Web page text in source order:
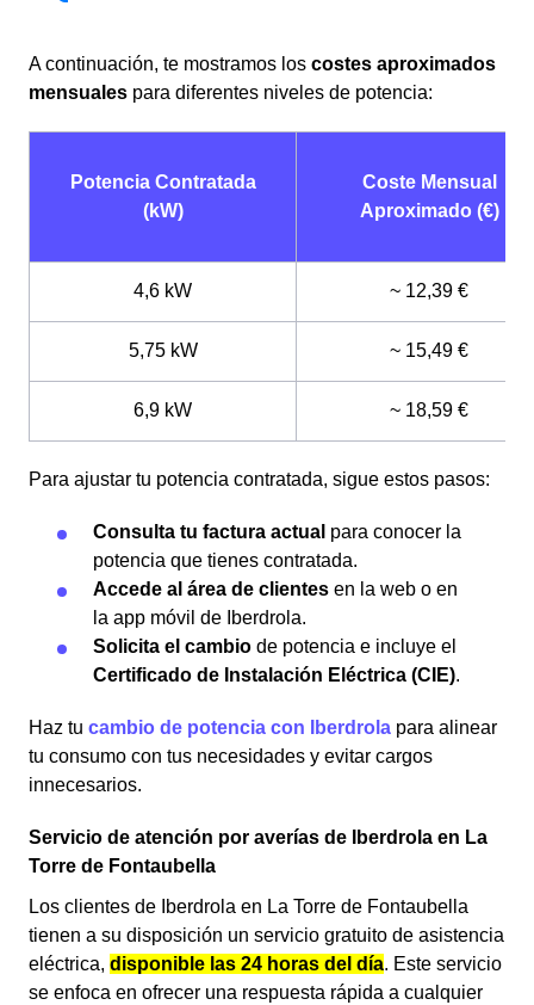
A continuación, te mostramos los costes aproximados
mensuales para diferentes niveles de potencia:
Potencia Contratada
(kW)
Coste Mensual
Aproximado (€)
4,6 kW ~ 12,39 €
5,75 kW ~ 15,49 €
6,9 kW ~ 18,59 €
Para ajustar tu potencia contratada, sigue estos pasos:
Consulta tu factura actual para conocer la
potencia que tienes contratada.
Accede al área de clientes en la web o en
la app móvil de Iberdrola.
Solicita el cambio de potencia e incluye el
Certificado de Instalación Eléctrica (CIE).
Haz tu cambio de potencia con Iberdrola para alinear
tu consumo con tus necesidades y evitar cargos
innecesarios.
Servicio de atención por averías de Iberdrola en La
Torre de Fontaubella
Los clientes de Iberdrola en La Torre de Fontaubella
tienen a su disposición un servicio gratuito de asistencia
eléctrica, disponible las 24 horas del día. Este servicio
se enfoca en ofrecer una respuesta rápida a cualquier